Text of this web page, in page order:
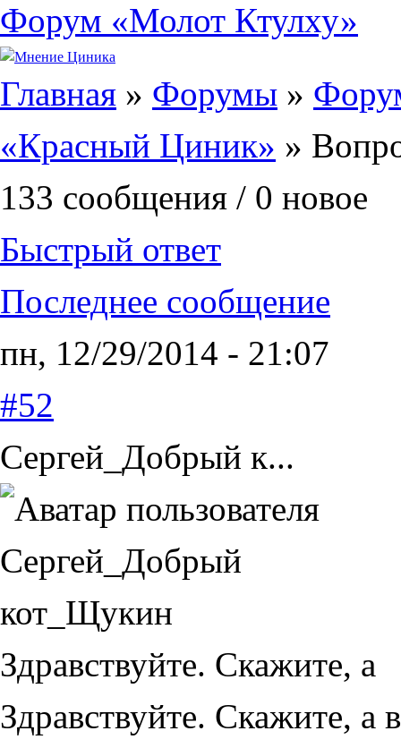
Форум «Молот Ктулху»
Главная » Форумы »
«Красный Циник» »
133 сообщения / 0 новое
Быстрый ответ
Последнее сообщение
пн, 12/29/2014 - 21:07
#52
Сергей_Добрый к...
Здравствуйте. Скажите, а
Здравствуйте. Скажите, а